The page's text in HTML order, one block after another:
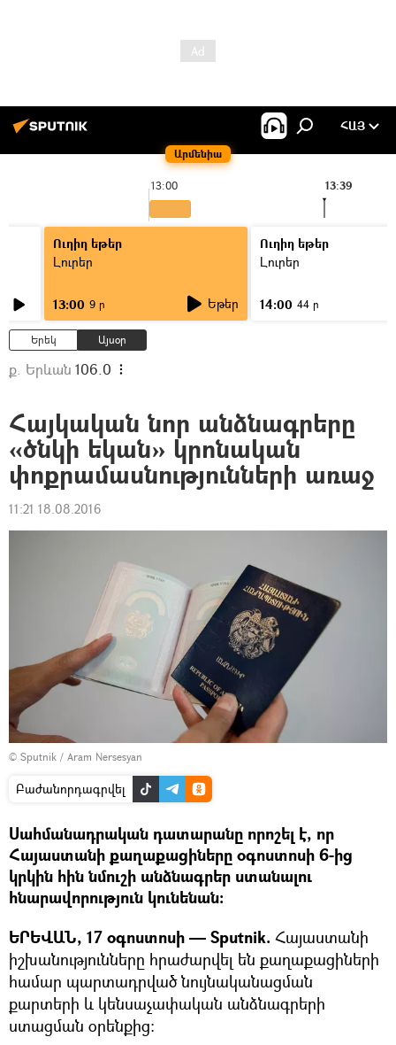
Արմենիա
ՀԱՅ
13:00 13:39
Ուղիղ եթեր
Լուրեր
13:00 9 ր Եթեր
Ուղիղ եթեր
Լուրեր
14:00 44 ր
Երեկ Այսօր
ք. Երևան 106.0
Հայկական նոր անձնագրերը
«ծնկի եկան» կրոնական
փոքրամասնությունների առաջ
11:21 18.08.2016
© Sputnik / Aram Nersesyan
Բաժանորդագրվել
Սահմանադրական դատարանը որոշել է, որ
Հայաստանի քաղաքացիները օգոստոսի 6-ից
կրկին հին նմուշի անձնագրեր ստանալու
հնարավորություն կունենան։
ԵՐԵՎԱՆ, 17 օգոստոսի — Sputnik. Հայաստանի
իշխանությունները հրաժարվել են քաղաքացիների
համար պարտադրված նույնականացման
քարտերի և կենսաչափական անձնագրերի
ստացման օրենքից: